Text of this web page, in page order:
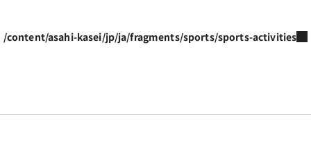
/content/asahi-kasei/jp/ja/fragments/sports/sports-activities